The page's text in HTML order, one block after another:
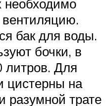
необходимо
вентиляцию.
бак для воды.
бочки, в
литров. Для
цистерны на
разумной трате